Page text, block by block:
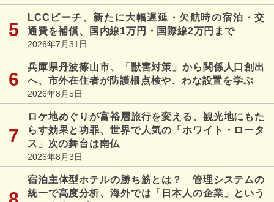
LCCピーチ、新たに大幅遅延・欠航時の宿泊・交
通費を補償、国内線1万円・国際線2万円まで
2026年7月31日
兵庫県丹波篠山市、「獣害対策」から関係人口創出
へ、市外在住者が防護柵点検や、わな設置を学ぶ
2026年8月5日
ロケ地めぐりが富裕層旅行を変える、観光地にもた
らす効果と功罪、世界で人気の「ホワイト・ロータ
ス」次の舞台は南仏
2026年8月3日
宿泊主体型ホテルの勝ち筋とは？ 管理システムの
統一で高度分析、海外では「日本人の企業」という